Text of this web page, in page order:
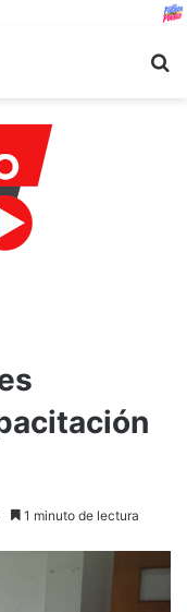
1 minuto de lectura